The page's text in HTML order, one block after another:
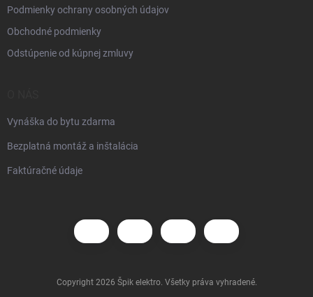
Podmienky ochrany osobných údajov
Obchodné podmienky
Odstúpenie od kúpnej zmluvy
Vynáška do bytu zdarma
Bezplatná montáž a inštalácia
Faktúračné údaje
Copyright 2026 Špik elektro. Všetky práva vyhradené.